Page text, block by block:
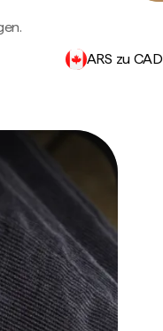
ARS zu CAD